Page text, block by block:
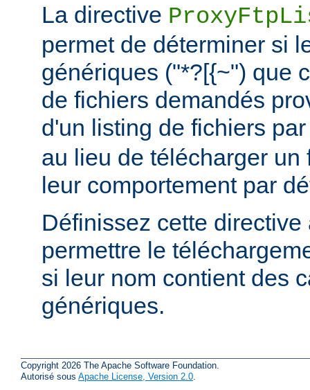
La directive
permet de déterminer si
génériques ("*?[{~") que
de fichiers demandés
d'un listing de fichiers
au lieu de télécharger un
leur comportement par
Définissez cette directive
permettre le
si leur nom contient des
génériques.
Copyright 2026 The Apache Software Foundation.
Autorisé sous Apache License, Version 2.0.